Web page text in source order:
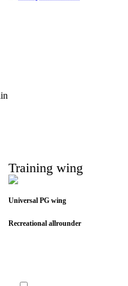
Training wing
Universal PG wing
Recreational allrounder